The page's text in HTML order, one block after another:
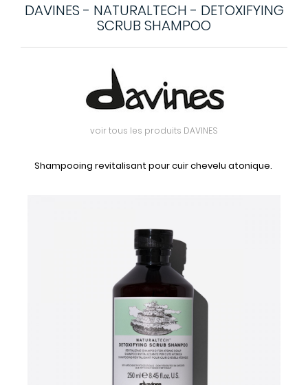
DAVINES - NATURALTECH - DETOXIFYING
SCRUB SHAMPOO
voir tous les produits DAVINES
Shampooing revitalisant pour cuir chevelu atonique.